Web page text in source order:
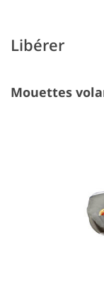
Libérer
Mouettes